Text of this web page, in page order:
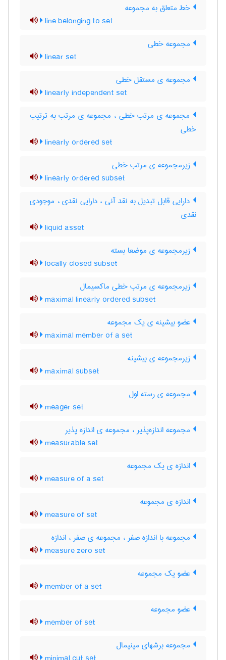
خط متعلق به مجموعه
line belonging to set
مجموعه خطی
linear set
مجموعه ی مستقل خطی
linearly independent set
مجموعه ی مرتب خطی ، مجموعه ی مرتب به ترتیب
خطی
linearly ordered set
زیرمجموعه ی مرتب خطی
linearly ordered subset
دارایی قابل تبدیل به نقد آنی ، دارایی نقدی ، موجودی
نقدی
liquid asset
زیرمجموعه ی موضعا بسته
locally closed subset
زیرمجموعه ی مرتب خطی ماکسیمال
maximal linearly ordered subset
عضو بیشینه ی یک مجموعه
maximal member of a set
زیرمجموعه ی بیشینه
maximal subset
مجموعه ی رسته اول
meager set
مجموعه اندازه‌پذیر ، مجموعه ی اندازه پذیر
measurable set
اندازه ی یک مجموعه
measure of a set
اندازه ی مجموعه
measure of set
مجموعه با اندازه صفر ، مجموعه ی صفر ، اندازه
measure zero set
عضو یک مجموعه
member of a set
عضو مجموعه
member of set
مجموعه برشهای مینیمال